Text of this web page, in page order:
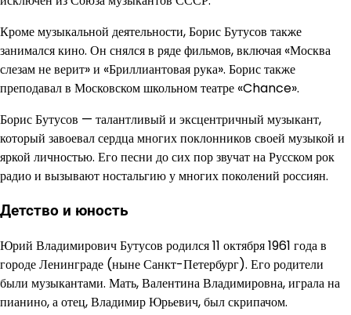
Кроме музыкальной деятельности, Борис Бутусов также
занимался кино. Он снялся в ряде фильмов, включая «Москва
слезам не верит» и «Бриллиантовая рука». Борис также
преподавал в Московском школьном театре «Chance».
Борис Бутусов — талантливый и эксцентричный музыкант,
который завоевал сердца многих поклонников своей музыкой и
яркой личностью. Его песни до сих пор звучат на Русском рок
радио и вызывают ностальгию у многих поколений россиян.
Детство и юность
Юрий Владимирович Бутусов родился 11 октября 1961 года в
городе Ленинграде (ныне Санкт-Петербург). Его родители
были музыкантами. Мать, Валентина Владимировна, играла на
пианино, а отец, Владимир Юрьевич, был скрипачом.